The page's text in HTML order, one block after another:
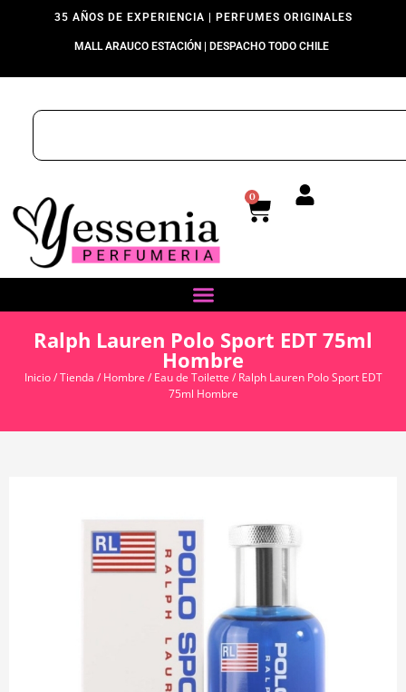
35 AÑOS DE EXPERIENCIA | PERFUMES ORIGINALES
MALL ARAUCO ESTACIÓN | DESPACHO TODO CHILE
0
Ralph Lauren Polo Sport EDT 75ml
Hombre
Inicio/Tienda / Hombre / Eau de Toilette / Ralph Lauren Polo Sport EDT
75ml Hombre